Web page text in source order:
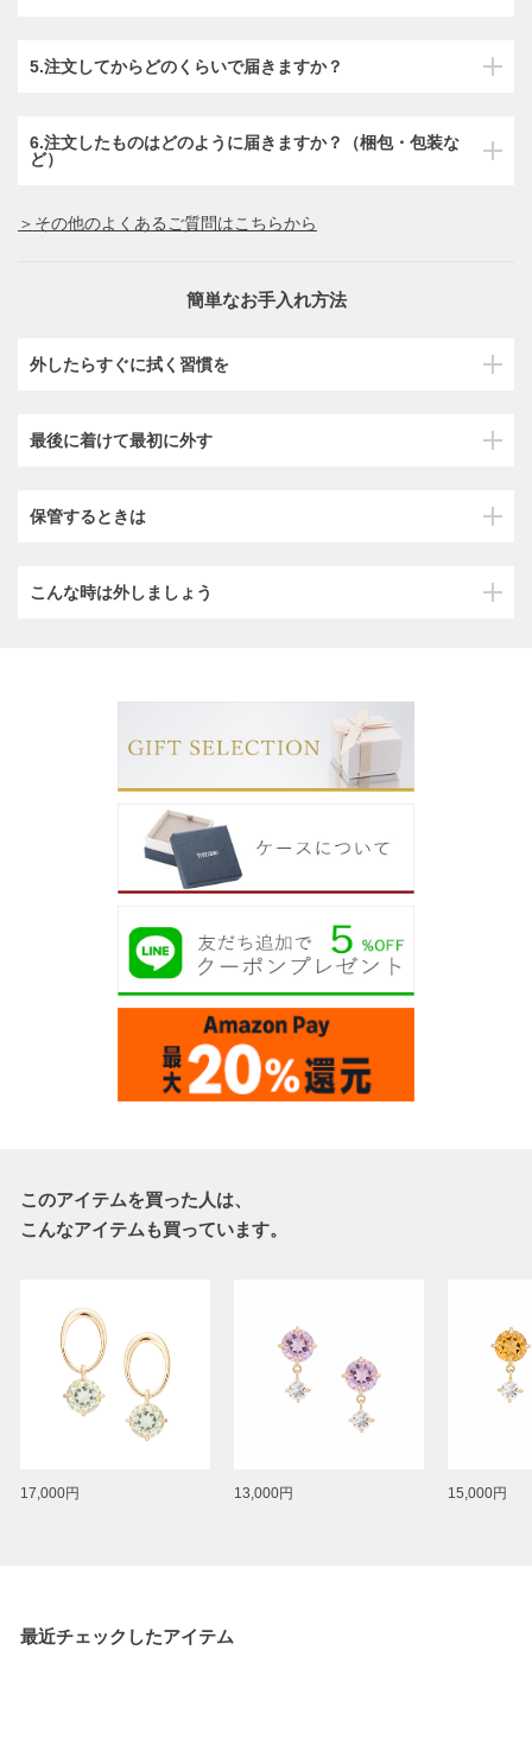
5.注文してからどのくらいで届きますか？
6.注文したものはどのように届きますか？（梱包・包装な
ど）
＞その他のよくあるご質問はこちらから
簡単なお手入れ方法
外したらすぐに拭く習慣を
最後に着けて最初に外す
保管するときは
こんな時は外しましょう
このアイテムを買った人は、
こんなアイテムも買っています。
17,000円 13,000円 15,000円
最近チェックしたアイテム